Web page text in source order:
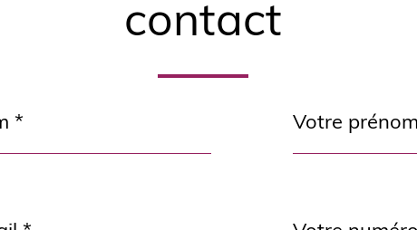
contact
*